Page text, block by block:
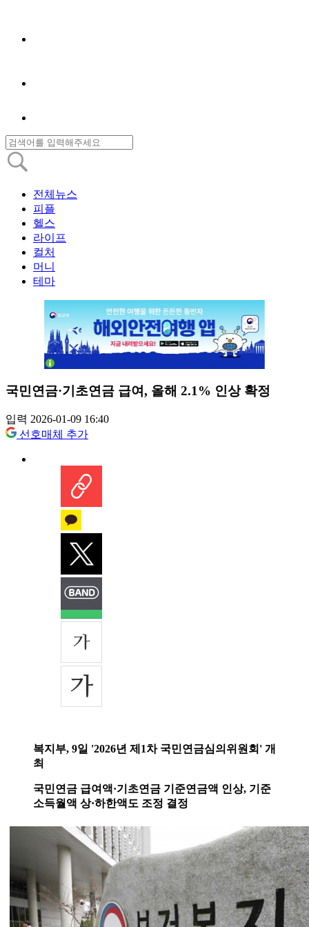
전체뉴스
피플
헬스
라이프
컬처
머니
테마
국민연금·기초연금 급여, 올해 2.1% 인상 확정
입력 2026-01-09 16:40
선호매체 추가
복지부, 9일 '2026년 제1차 국민연금심의위원회' 개
최
국민연금 급여액·기초연금 기준연금액 인상, 기준
소득월액 상·하한액도 조정 결정